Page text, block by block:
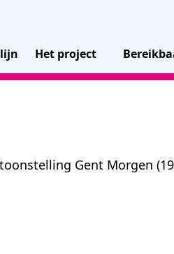
Het project
Gent Morgen